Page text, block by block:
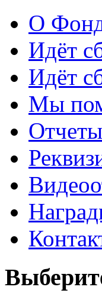
О
Идёт
Идёт
Мы
Отчеты